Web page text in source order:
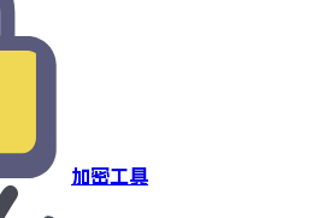
加密工具